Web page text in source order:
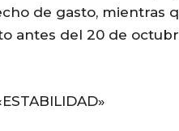
de gasto, mientras
antes del 20 de